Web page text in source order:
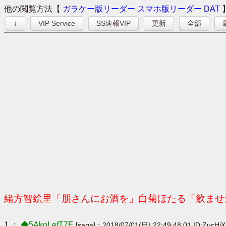
他の閲覧方法【 ガラケー版リーダー スマホ版リーダー DAT 】
↓ VIP Service SS速報VIP 更新 全部
緒方智絵里「朋さんにお酒を」白菊ほたる「飲ませ